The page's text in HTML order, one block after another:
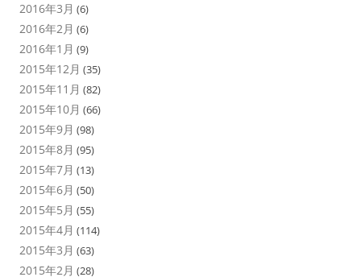
2016年3月 (6)
2016年2月 (6)
2016年1月 (9)
2015年12月 (35)
2015年11月 (82)
2015年10月 (66)
2015年9月 (98)
2015年8月 (95)
2015年7月 (13)
2015年6月 (50)
2015年5月 (55)
2015年4月 (114)
2015年3月 (63)
2015年2月 (28)